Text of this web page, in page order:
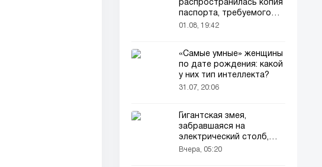
распространилась копия
паспорта, требуемого
для домашних животных
01.08, 19:42
«Самые умные» женщины
по дате рождения: какой
у них тип интеллекта?
31.07, 20:06
Гигантская змея,
забравшаяся на
электрический столб,
погибла от удара током
Вчера, 05:20